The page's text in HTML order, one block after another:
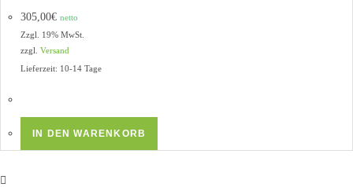
305,00€ netto
Zzgl. 19% MwSt.
zzgl. Versand
Lieferzeit: 10-14 Tage
IN DEN WARENKORB